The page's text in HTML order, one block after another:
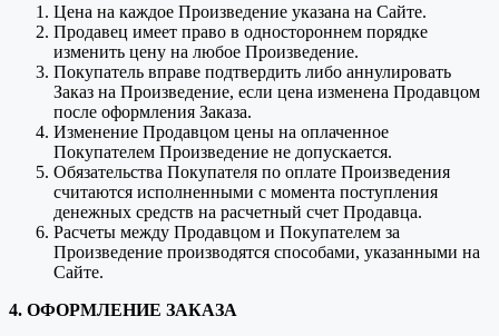
Цена на каждое Произведение указана на Сайте.
Продавец имеет право в одностороннем порядке
изменить цену на любое Произведение.
Покупатель вправе подтвердить либо аннулировать
Заказ на Произведение, если цена изменена Продавцом
после оформления Заказа.
Изменение Продавцом цены на оплаченное
Покупателем Произведение не допускается.
Обязательства Покупателя по оплате Произведения
считаются исполненными с момента поступления
денежных средств на расчетный счет Продавца.
Расчеты между Продавцом и Покупателем за
Произведение производятся способами, указанными на
Сайте.
4. ОФОРМЛЕНИЕ ЗАКАЗА